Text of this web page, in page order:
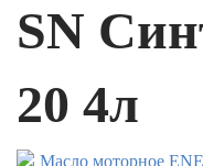
SN
20 4л